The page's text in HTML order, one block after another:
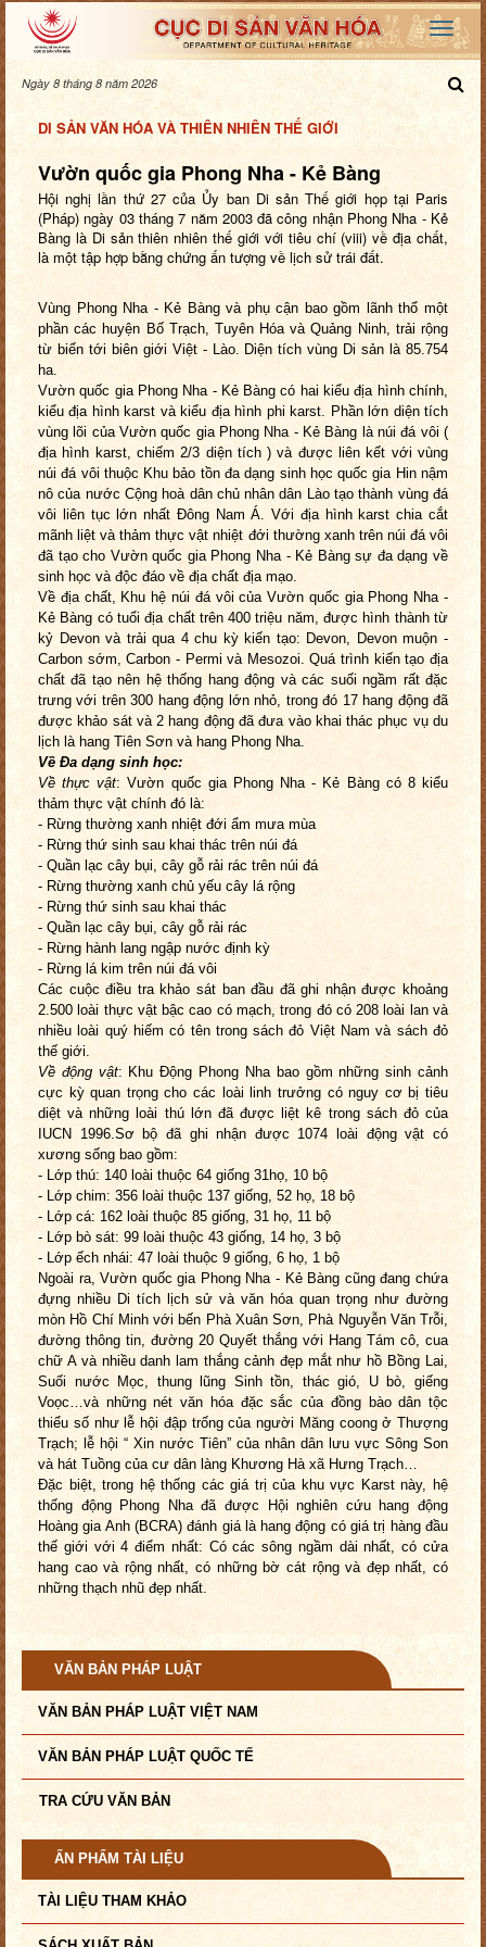
Ngày 8 tháng 8 năm 2026
DI SẢN VĂN HÓA VÀ THIÊN NHIÊN THẾ GIỚI
Vườn quốc gia Phong Nha - Kẻ Bàng
Hội nghị lần thứ 27 của Ủy ban Di sản Thế giới họp tại Paris
(Pháp) ngày 03 tháng 7 năm 2003 đã công nhận Phong Nha - Kẻ
Bàng là Di sản thiên nhiên thế giới với tiêu chí (viii) về địa chất,
là một tập hợp bằng chứng ấn tượng về lịch sử trái đất.
Vùng Phong Nha - Kẻ Bàng và phụ cận bao gồm lãnh thổ một
phần các huyện Bố Trạch, Tuyên Hóa và Quảng Ninh, trải rộng
từ biển tới biên giới Việt - Lào. Diện tích vùng Di sản là 85.754
ha.
Vườn quốc gia Phong Nha - Kẻ Bàng có hai kiểu địa hình chính,
kiểu địa hình karst và kiểu địa hình phi karst. Phần lớn diện tích
vùng lõi của Vườn quốc gia Phong Nha - Kẻ Bàng là núi đá vôi (
địa hình karst, chiếm 2/3 diện tích ) và được liên kết với vùng
núi đá vôi thuộc Khu bảo tồn đa dạng sinh học quốc gia Hin nậm
nô của nước Cộng hoà dân chủ nhân dân Lào tạo thành vùng đá
vôi liên tục lớn nhất Đông Nam Á. Với địa hình karst chia cắt
mãnh liệt và thảm thực vật nhiệt đới thường xanh trên núi đá vôi
đã tạo cho Vườn quốc gia Phong Nha - Kẻ Bàng sự đa dạng về
sinh học và độc đáo về địa chất địa mạo.
Về địa chất, Khu hệ núi đá vôi của Vườn quốc gia Phong Nha -
Kẻ Bàng có tuổi địa chất trên 400 triệu năm, được hình thành từ
kỷ Devon và trải qua 4 chu kỳ kiến tạo: Devon, Devon muộn -
Carbon sớm, Carbon - Permi và Mesozoi. Quá trình kiến tạo địa
chất đã tạo nên hệ thống hang động và các suối ngầm rất đặc
trưng với trên 300 hang động lớn nhỏ, trong đó 17 hang động đã
được khảo sát và 2 hang động đã đưa vào khai thác phục vụ du
lịch là hang Tiên Sơn và hang Phong Nha.
Về Đa dạng sinh học:
Về thực vật: Vườn quốc gia Phong Nha - Kẻ Bàng có 8 kiểu
thảm thực vật chính đó là:
- Rừng thường xanh nhiệt đới ẩm mưa mùa
- Rừng thứ sinh sau khai thác trên núi đá
- Quần lạc cây bụi, cây gỗ rải rác trên núi đá
- Rừng thường xanh chủ yếu cây lá rộng
- Rừng thứ sinh sau khai thác
- Quần lạc cây bụi, cây gỗ rải rác
- Rừng hành lang ngập nước định kỳ
- Rừng lá kim trên núi đá vôi
Các cuộc điều tra khảo sát ban đầu đã ghi nhận được khoảng
2.500 loài thực vật bậc cao có mạch, trong đó có 208 loài lan và
nhiều loài quý hiếm có tên trong sách đỏ Việt Nam và sách đỏ
thế giới.
Về động vật: Khu Động Phong Nha bao gồm những sinh cảnh
cực kỳ quan trọng cho các loài linh trưởng có nguy cơ bị tiêu
diệt và những loài thú lớn đã được liệt kê trong sách đỏ của
IUCN 1996.Sơ bộ đã ghi nhận được 1074 loài động vật có
xương sống bao gồm:
- Lớp thú: 140 loài thuộc 64 giống 31họ, 10 bộ
- Lớp chim: 356 loài thuộc 137 giống, 52 họ, 18 bộ
- Lớp cá: 162 loài thuộc 85 giống, 31 họ, 11 bộ
- Lớp bò sát: 99 loài thuộc 43 giống, 14 họ, 3 bộ
- Lớp ếch nhái: 47 loài thuộc 9 giống, 6 họ, 1 bộ
Ngoài ra, Vườn quốc gia Phong Nha - Kẻ Bàng cũng đang chứa
đựng nhiều Di tích lịch sử và văn hóa quan trọng như đường
mòn Hồ Chí Minh với bến Phà Xuân Sơn, Phà Nguyễn Văn Trỗi,
đường thông tin, đường 20 Quyết thắng với Hang Tám cô, cua
chữ A và nhiều danh lam thắng cảnh đẹp mắt như hồ Bồng Lai,
Suối nước Mọc, thung lũng Sinh tồn, thác gió, U bò, giếng
Voọc…và những nét văn hóa đặc sắc của đồng bào dân tộc
thiểu số như lễ hội đập trống của người Măng coong ở Thượng
Trạch; lễ hội “ Xin nước Tiên” của nhân dân lưu vực Sông Son
và hát Tuồng của cư dân làng Khương Hà xã Hưng Trạch…
Đặc biệt, trong hệ thống các giá trị của khu vực Karst này, hệ
thống động Phong Nha đã được Hội nghiên cứu hang động
Hoàng gia Anh (BCRA) đánh giá là hang động có giá trị hàng đầu
thế giới với 4 điểm nhất: Có các sông ngầm dài nhất, có cửa
hang cao và rộng nhất, có những bờ cát rộng và đẹp nhất, có
những thạch nhũ đẹp nhất.
VĂN BẢN PHÁP LUẬT
VĂN BẢN PHÁP LUẬT VIỆT NAM
VĂN BẢN PHÁP LUẬT QUỐC TẾ
TRA CỨU VĂN BẢN
ẤN PHẨM TÀI LIỆU
TÀI LIỆU THAM KHẢO